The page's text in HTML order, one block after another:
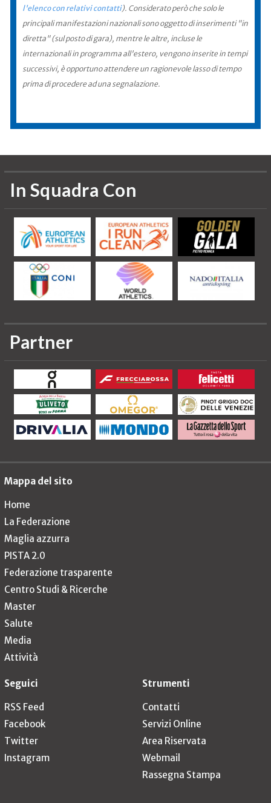
l'elenco con relativi contatti). Considerato però che solo le
principali manifestazioni nazionali sono oggetto di inserimenti "in
diretta" (sul posto di gara), mentre le altre, incluse le
internazionali in programma all'estero, vengono inserite in tempi
successivi, è opportuno attendere un ragionevole lasso di tempo
prima di procedere ad una segnalazione.
In Squadra Con
Partner
Mappa del sito
Home
La Federazione
Maglia azzurra
PISTA 2.0
Federazione trasparente
Centro Studi & Ricerche
Master
Salute
Media
Attività
Seguici
RSS Feed
Facebook
Twitter
Instagram
Strumenti
Contatti
Servizi Online
Area Riservata
Webmail
Rassegna Stampa